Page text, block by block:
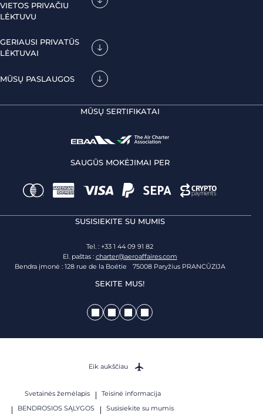
VIETOS PRIVAČIU
LĖKTUVU
GERIAUSI PRIVATŪS
LĖKTUVAI
MŪSŲ PASLAUGOS
MŪSŲ SERTIFIKATAI
SAUGŪS MOKĖJIMAI PER
SUSISIEKITE SU MUMIS
Tel. : +33 1 44 09 91 82
El. paštas : charter@aeroaffaires.com
Bendra įmonė : 128 rue de la Boétie 75008 Paryžius PRANCŪZIJA
SEKITE MUS!
Svetainės žemėlapis
Teisinė informacija
BENDROSIOS SĄLYGOS
Susisiekite su mumis
Eik aukščiau